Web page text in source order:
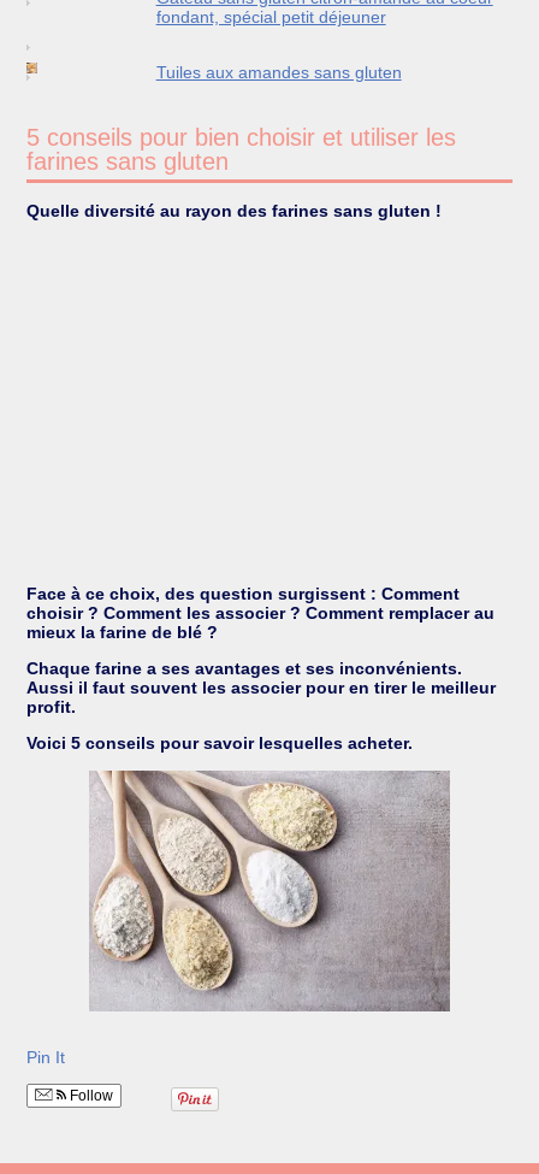
fondant, spécial petit déjeuner
Tuiles aux amandes sans gluten
5 conseils pour bien choisir et utiliser les
farines sans gluten
Quelle diversité au rayon des farines sans gluten !
Face à ce choix, des question surgissent : Comment
choisir ? Comment les associer ? Comment remplacer au
mieux la farine de blé ?
Chaque farine a ses avantages et ses inconvénients.
Aussi il faut souvent les associer pour en tirer le meilleur
profit.
Voici 5 conseils pour savoir lesquelles acheter.
Pin It
Follow